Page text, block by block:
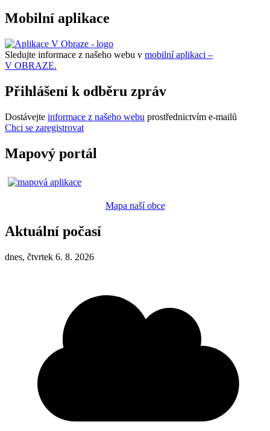
Mobilní aplikace
Sledujte informace z našeho webu v mobilní aplikaci –
V OBRAZE.
Přihlášení k odběru zpráv
Dostávejte informace z našeho webu prostřednictvím e-mailů
Chci se zaregistrovat
Mapový portál
Mapa naší obce
Aktuální počasí
dnes, čtvrtek 6. 8. 2026